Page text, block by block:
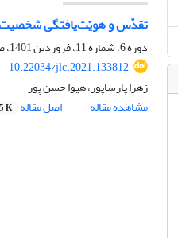
تقدّس و هویّت‌یافتگی شخصیت
دوره 6، شماره 11، فروردین 1401، صفحه
10.22034/jlc.2021.133812
زهرا پارساپور، هیوا حسن پور
مشاهده مقاله
اصل مقاله K